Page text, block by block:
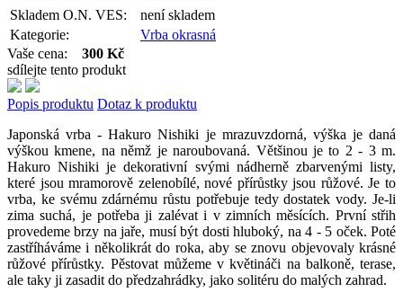
Skladem O.N. VES:
není skladem
Kategorie:
Vrba okrasná
Vaše cena: 300 Kč
sdílejte tento produkt
Popis produktu Dotaz k produktu
Japonská vrba - Hakuro Nishiki je mrazuvzdorná, výška je daná
výškou kmene, na němž je naroubovaná. Většinou je to 2 - 3 m.
Hakuro Nishiki je dekorativní svými nádherně zbarvenými listy,
které jsou mramorově zelenobílé, nové přírůstky jsou růžové. Je to
vrba, ke svému zdárnému růstu potřebuje tedy dostatek vody. Je-li
zima suchá, je potřeba ji zalévat i v zimních měsících. První střih
provedeme brzy na jaře, musí být dosti hluboký, na 4 - 5 oček. Poté
zastříháváme i několikrát do roka, aby se znovu objevovaly krásné
růžové přírůstky. Pěstovat můžeme v květináči na balkoně, terase,
ale taky ji zasadit do předzahrádky, jako solitéru do malých zahrad.